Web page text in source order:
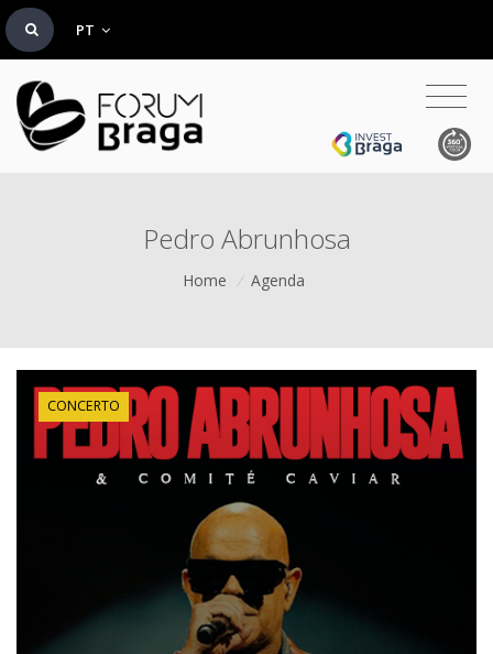
PT
Pedro Abrunhosa
Home / Agenda
CONCERTO